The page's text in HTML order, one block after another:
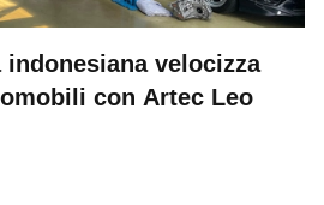
indonesiana velocizza
con Artec Leo